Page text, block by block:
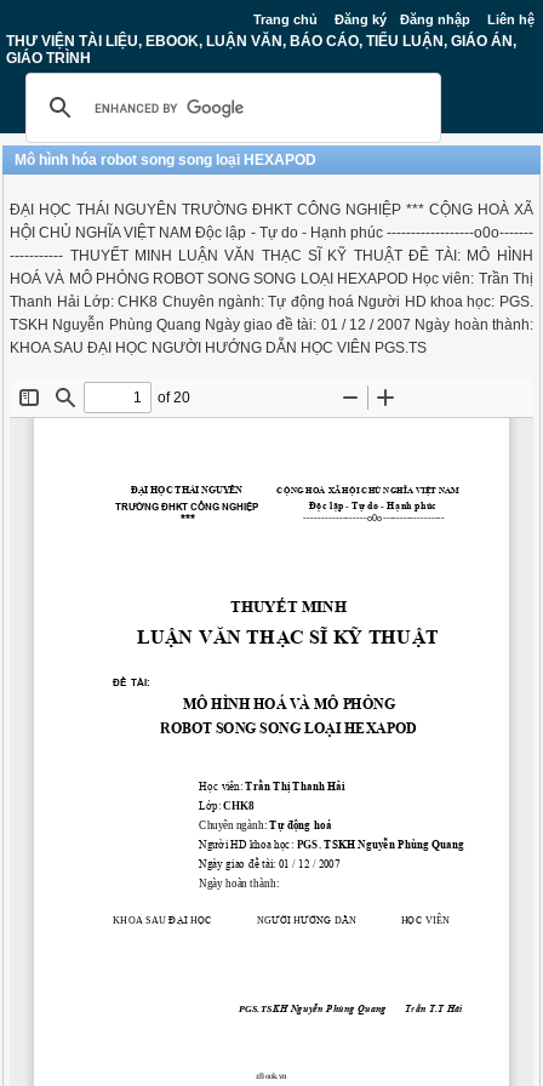
Trang chủ Đăng ký Đăng nhập Liên hệ
THƯ VIỆN TÀI LIỆU, EBOOK, LUẬN VĂN, BÁO CÁO, TIỂU LUẬN, GIÁO ÁN,
GIÁO TRÌNH
Mô hình hóa robot song song loại HEXAPOD
ĐẠI HỌC THÁI NGUYÊN TRƯỜNG ĐHKT CÔNG NGHIỆP *** CỘNG HOÀ XÃ
HỘI CHỦ NGHĨA VIỆT NAM Độc lập - Tự do - Hạnh phúc ------------------o0o-------
----------- THUYẾT MINH LUẬN VĂN THẠC SĨ KỸ THUẬT ĐỀ TÀI: MÔ HÌNH
HOÁ VÀ MÔ PHỎNG ROBOT SONG SONG LOẠI HEXAPOD Học viên: Trần Thị
Thanh Hải Lớp: CHK8 Chuyên ngành: Tự động hoá Người HD khoa học: PGS.
TSKH Nguyễn Phùng Quang Ngày giao đề tài: 01 / 12 / 2007 Ngày hoàn thành:
KHOA SAU ĐẠI HỌC NGƯỜI HƯỚNG DẪN HỌC VIÊN PGS.TS